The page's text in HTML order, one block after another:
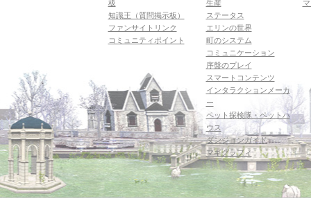
板
知識王（質問掲示板）
ファンサイトリンク
コミュニティポイント
生産
ステータス
エリンの世界
町のシステム
コミュニケーション
序盤のプレイ
スマートコンテンツ
インタラクションメーカ
ー
ペット探検隊・ペットハ
ウス
ダンジョンガイド
マギグラフィ